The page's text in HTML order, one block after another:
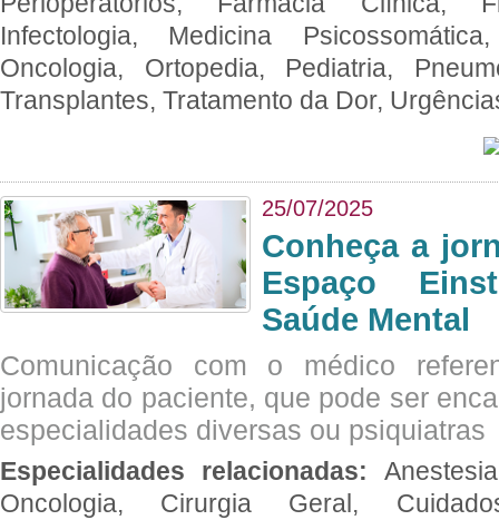
Infectologia, Medicina
Oncologia, Ortopedia, Pediatria,
Transplantes, Tratamento da Dor,
25/07/2025
Conheça a
Espaço
Saúde Mental
Comunicação com o médico
jornada do paciente, que pode ser
especialidades diversas ou psiquiatras
Especialidades relacionadas:
Oncologia, Cirurgia Geral,